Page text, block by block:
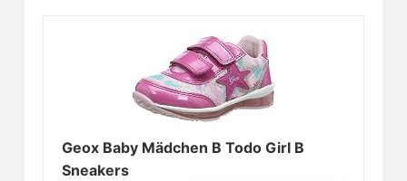
Geox Baby Mädchen B Todo Girl B
Sneakers